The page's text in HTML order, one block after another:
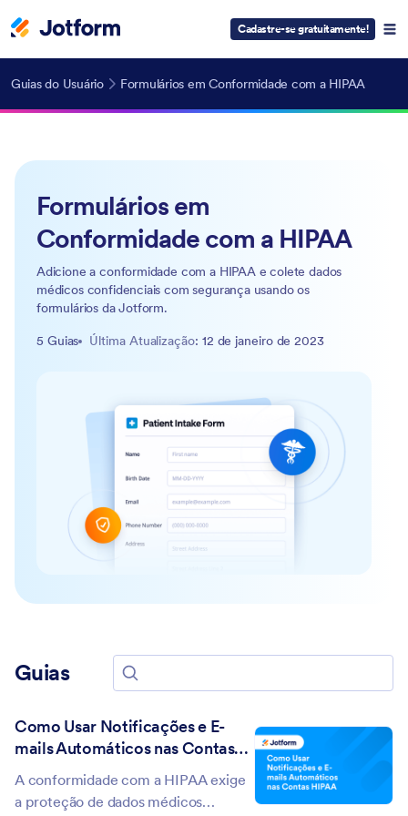
Cadastre-se gratuitamente!
Guias do Usuário Formulários em Conformidade com a HIPAA
Formulários em
Conformidade com a HIPAA
Adicione a conformidade com a HIPAA e colete dados
médicos confidenciais com segurança usando os
formulários da Jotform.
5 Guias
Última Atualização: 12 de janeiro de 2023
Guias Pesquisar guias
Como Usar Notificações e E-
mails Automáticos nas Contas
HIPAA
A conformidade com a HIPAA exige
a proteção de dados médicos